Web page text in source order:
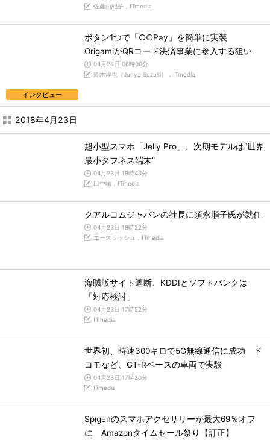
佐藤由紀子，ITmedia
インタビュー
ボタン1つで「○○Pay」を簡単に実装
OrigamiがQRコード決済事業に参入する狙い
04月24日 06時00分
鈴木淳也（Junya Suzuki），ITmedia
2018年4月23日
超小型スマホ「Jelly Pro」、次期モデルは“世界
最小タフネス端末”
04月23日 19時45分
田中聡，ITmedia
クアルコムジャパンの社長に須永順子氏が就任
04月23日 18時22分
エースラッシュ，ITmedia
海賊版サイト遮断、KDDIとソフトバンクは
「対応検討」
04月23日 17時52分
ITmedia
世界初、時速300キロで5G無線通信に成功 ド
コモなど、GT-Rベースの車両で実験
04月23日 17時30分
ITmedia
Spigenのスマホアクセサリーが最大69％オフ
に Amazonタイムセール祭り【訂正】